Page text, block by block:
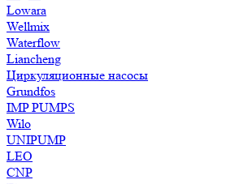
Lowara
Wellmix
Waterflow
Liancheng
Циркуляционные насосы
Grundfos
IMP PUMPS
Wilo
UNIPUMP
LEO
CNP